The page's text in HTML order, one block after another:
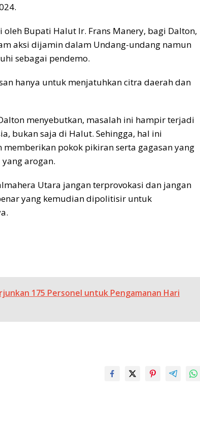
Bupati Halut Ir. Frans Manery, bagi Dalton,
aksi dijamin dalam Undang-undang namun
sebagai pendemo.
hanya untuk menjatuhkan citra daerah dan
menyebutkan, masalah ini hampir terjadi
bukan saja di Halut. Sehingga, hal ini
pokok pikiran serta gagasan yang
arogan.
Utara jangan terprovokasi dan jangan
yang kemudian dipolitisir untuk
175 Personel untuk Pengamanan Hari